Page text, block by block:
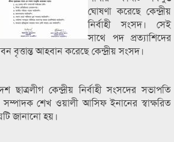
ঘোষণা করেছে কেন্দ্রীয়
নির্বাহী সংসদ। সেই
সাথে পদ প্রত্যাশিদের
বৃত্তান্ত আহবান করেছে কেন্দ্রীয় সংসদ।
ছাত্রলীগ কেন্দ্রীয় নির্বাহী সংসদের সভাপতি
শেখ ওয়ালী আসিফ ইনানের স্বাক্ষরিত
জানানো হয়।